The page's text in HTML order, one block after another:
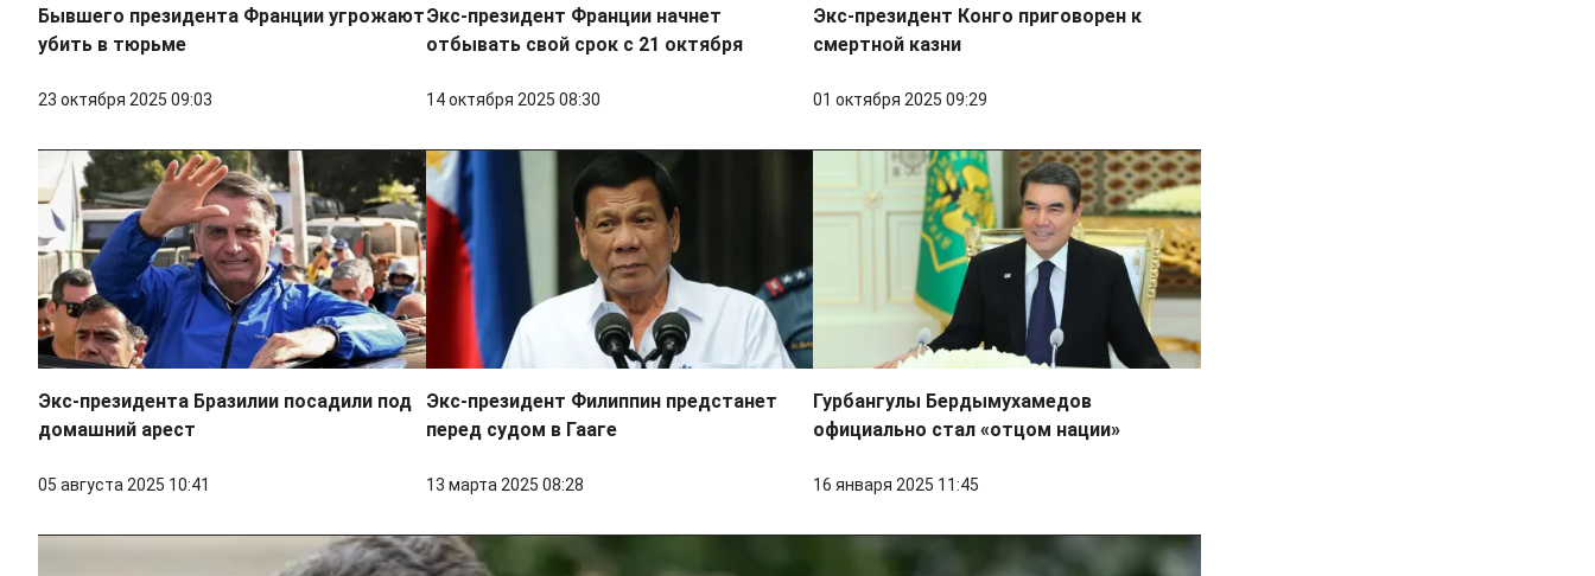
Бывшего президента Франции угрожают
убить в тюрьме
23 октября 2025 09:03
Экс-президент Франции начнет
отбывать свой срок с 21 октября
14 октября 2025 08:30
Экс-президент Конго приговорен к
смертной казни
01 октября 2025 09:29
Экс-президента Бразилии посадили под
домашний арест
05 августа 2025 10:41
Экс-президент Филиппин предстанет
перед судом в Гааге
13 марта 2025 08:28
Гурбангулы Бердымухамедов
официально стал «отцом нации»
16 января 2025 11:45